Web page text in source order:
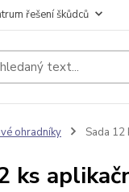
řešení škůdců
ohradníky Sada 12
ks